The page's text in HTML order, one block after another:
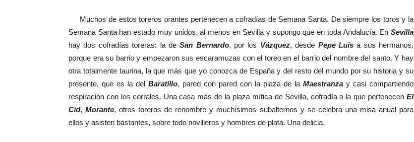
Muchos de estos toreros orantes pertenecen a cofradías de Semana Santa. De siempre los toros y la
Semana Santa han estado muy unidos, al menos en Sevilla y supongo que en toda Andalucía. En Sevilla
hay dos cofradías toreras: la deSan Bernardo, por los Vázquez, desde Pepe Luisa sus hermanos,
porque era su barrio y empezaron sus escaramuzas con el toreo en el barrio del nombre del santo. Y hay
otra totalmente taurina, la que más que yo conozca de España y del resto del mundo por su historia y su
presente, que es la del Baratillo, pared con pared con la plaza de la Maestranza y casi compartiendo
respiración con los corrales. Una casa más de la plaza mítica de Sevilla, cofradía a la que pertenecen El
Cid,Morante, otros toreros de renombre y muchísimos subalternos y se celebra una misa anual para
ellos y asisten bastantes, sobre todo novilleros y hombres de plata. Una delicia.